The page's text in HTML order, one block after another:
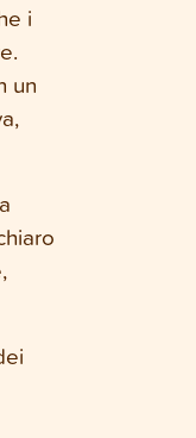
i
un